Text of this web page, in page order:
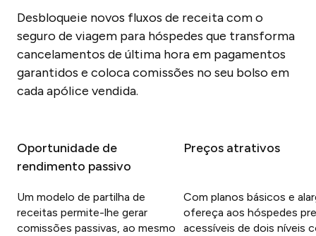
Desbloqueie novos fluxos de receita com o
seguro de viagem para hóspedes que transforma
cancelamentos de última hora em pagamentos
garantidos e coloca comissões no seu bolso em
cada apólice vendida.
Oportunidade de
rendimento passivo
Um modelo de partilha de
receitas permite-lhe gerar
comissões passivas, ao mesmo
Preços atrativos
Com planos básicos e
ofereça aos hóspedes
acessíveis de dois níveis